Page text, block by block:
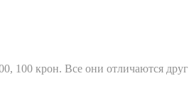
100 крон. Все они отличаются